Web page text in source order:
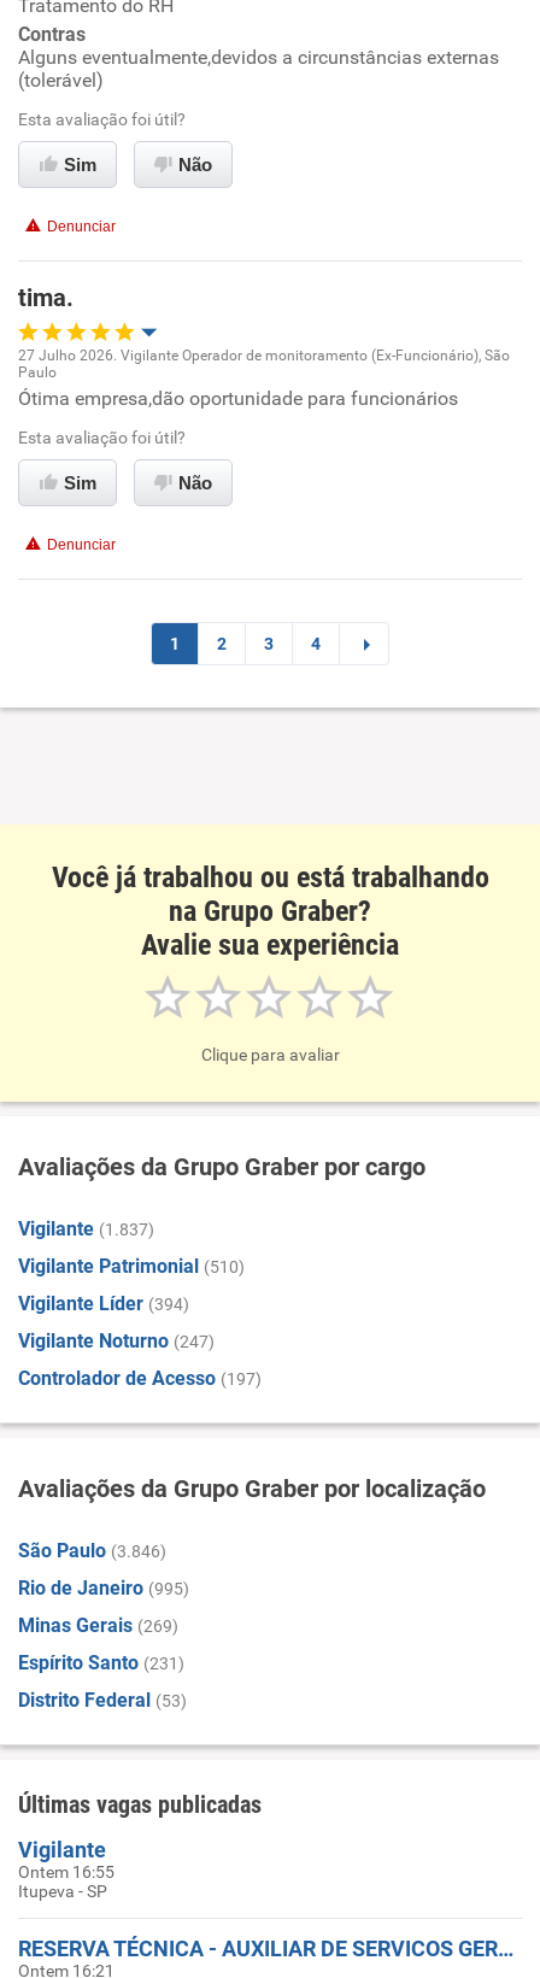
Conciliação com a vida familiar
Benefícios
Recomenda esta empresa
Tratamento do RH
Contras
Alguns eventualmente,devidos a circunstâncias externas
(tolerável)
Esta avaliação foi útil?
Sim Não
Denunciar
tima.
Oportunidade de promoção
Ambiente de trabalho
Conciliação com a vida familiar
Recomenda esta empresa
27 Julho 2026. Vigilante Operador de monitoramento (Ex-Funcionário), São
Paulo
Ótima empresa,dão oportunidade para funcionários
Esta avaliação foi útil?
Sim Não
Denunciar
1 2 3 4
Você já trabalhou ou está trabalhando
na Grupo Graber?
Avalie sua experiência
Clique para avaliar
Avaliações da Grupo Graber por cargo
Vigilante (1.837)
Vigilante Patrimonial (510)
Vigilante Líder (394)
Vigilante Noturno (247)
Controlador de Acesso (197)
Avaliações da Grupo Graber por localização
São Paulo (3.846)
Rio de Janeiro (995)
Minas Gerais (269)
Espírito Santo (231)
Distrito Federal (53)
Últimas vagas publicadas
Vigilante
Ontem 16:55
Itupeva - SP
RESERVA TÉCNICA - AUXILIAR DE SERVICOS GERAIS
Ontem 16:21